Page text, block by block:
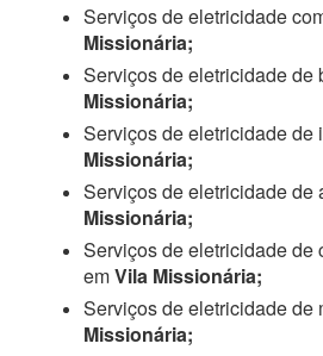
Serviços de eletricidade
Missionária;
Serviços de eletricidade de
Missionária;
Serviços de eletricidade de
Missionária;
Serviços de eletricidade de
Missionária;
Serviços de eletricidade de
emVila Missionária;
Serviços de eletricidade de
Missionária;